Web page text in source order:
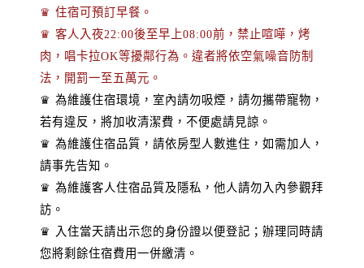
♛ 住宿可預訂早餐。
♛ 客人入夜22:00後至早上08:00前，禁止喧嘩，烤
肉，唱卡拉OK等擾鄰行為。違者將依空氣噪音防制
法，開罰一至五萬元。
♛ 為維護住宿環境，室內請勿吸煙，請勿攜帶寵物，
若有違反，將加收清潔費，不便處請見諒。
♛ 為維護住宿品質，請依房型人數進住，如需加人，
請事先告知。
♛ 為維護客人住宿品質及隱私，他人請勿入內參觀拜
訪。
♛ 入住當天請出示您的身份證以便登記；辦理同時請
您將剩餘住宿費用一併繳清。